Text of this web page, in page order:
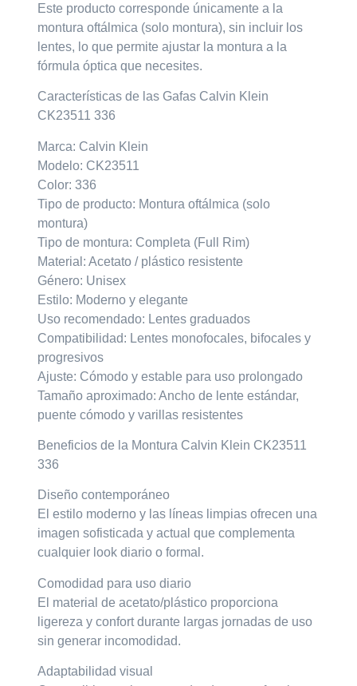
Este producto corresponde únicamente a la
montura oftálmica (solo montura), sin incluir los
lentes, lo que permite ajustar la montura a la
fórmula óptica que necesites.
Características de las Gafas Calvin Klein
CK23511 336
Marca: Calvin Klein
Modelo: CK23511
Color: 336
Tipo de producto: Montura oftálmica (solo
montura)
Tipo de montura: Completa (Full Rim)
Material: Acetato / plástico resistente
Género: Unisex
Estilo: Moderno y elegante
Uso recomendado: Lentes graduados
Compatibilidad: Lentes monofocales, bifocales y
progresivos
Ajuste: Cómodo y estable para uso prolongado
Tamaño aproximado: Ancho de lente estándar,
puente cómodo y varillas resistentes
Beneficios de la Montura Calvin Klein CK23511
336
Diseño contemporáneo
El estilo moderno y las líneas limpias ofrecen una
imagen sofisticada y actual que complementa
cualquier look diario o formal.
Comodidad para uso diario
El material de acetato/plástico proporciona
ligereza y confort durante largas jornadas de uso
sin generar incomodidad.
Adaptabilidad visual